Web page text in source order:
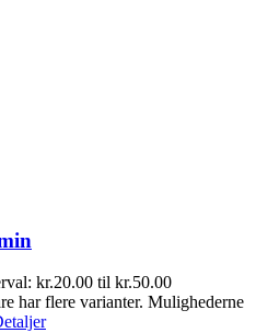
kr.20.00 til kr.50.00
har flere varianter. Mulighederne